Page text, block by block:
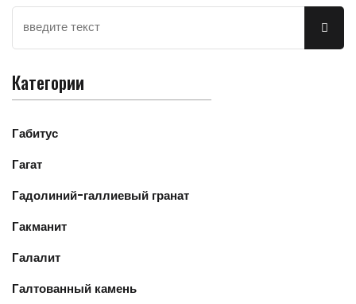
Категории
Габитус
Гагат
Гадолиний-галлиевый гранат
Гакманит
Галалит
Галтованный камень